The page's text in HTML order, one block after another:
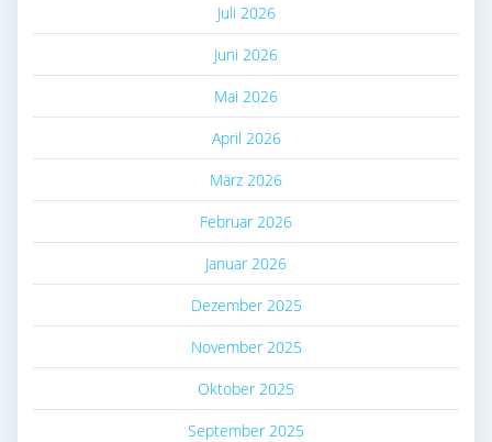
Juli 2026
Juni 2026
Mai 2026
April 2026
März 2026
Februar 2026
Januar 2026
Dezember 2025
November 2025
Oktober 2025
September 2025